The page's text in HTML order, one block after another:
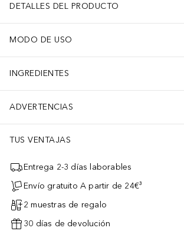
DETALLES DEL PRODUCTO
MODO DE USO
INGREDIENTES
ADVERTENCIAS
TUS VENTAJAS
Entrega 2-3 días laborables
Envío gratuito A partir de 24€³
2 muestras de regalo
30 días de devolución